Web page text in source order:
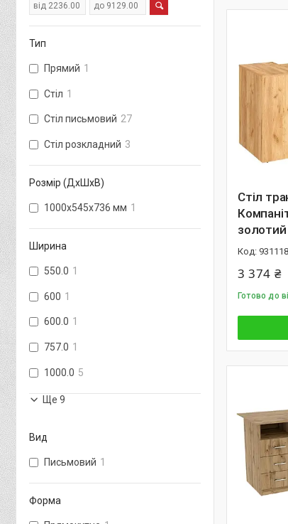
Стіл
золотий
3 374 ₴
Готово до
Тип
Прямий 1
Стіл 1
Стіл письмовий 27
Стіл розкладний 3
Розмір (ДхШхВ)
1000х545х736 мм 1
Ширина
550.0 1
600 1
600.0 1
757.0 1
1000.0 5
Ще 9
Вид
Письмовий 1
Форма